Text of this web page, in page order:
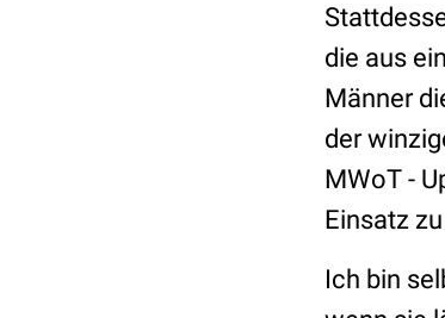
die aus
Männer
der
MWoT -
Einsatz
Ich bin